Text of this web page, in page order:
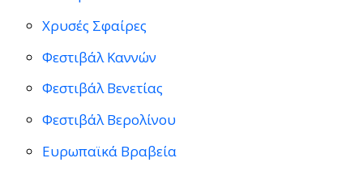
Χρυσές Σφαίρες
Φεστιβάλ Καννών
Φεστιβάλ Βενετίας
Φεστιβάλ Βερολίνου
Ευρωπαϊκά Βραβεία